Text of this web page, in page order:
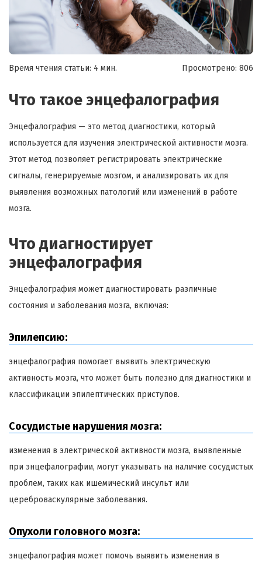
Время чтения статьи: 4 мин. Просмотрено: 806
Что такое энцефалография
Энцефалография — это метод диагностики, который
используется для изучения электрической активности мозга.
Этот метод позволяет регистрировать электрические
сигналы, генерируемые мозгом, и анализировать их для
выявления возможных патологий или изменений в работе
мозга.
Что диагностирует
энцефалография
Энцефалография может диагностировать различные
состояния и заболевания мозга, включая:
Эпилепсию:
энцефалография помогает выявить электрическую
активность мозга, что может быть полезно для диагностики и
классификации эпилептических приступов.
Сосудистые нарушения мозга:
изменения в электрической активности мозга, выявленные
при энцефалографии, могут указывать на наличие сосудистых
проблем, таких как ишемический инсульт или
цереброваскулярные заболевания.
Опухоли головного мозга:
энцефалография может помочь выявить изменения в